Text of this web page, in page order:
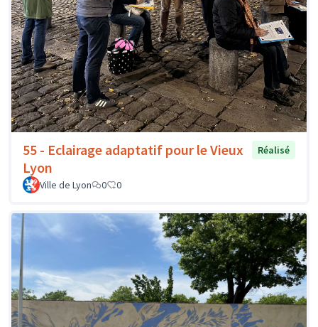
55 - Eclairage adaptatif pour le Vieux
Lyon
Réalisé
Ville de Lyon 0 0